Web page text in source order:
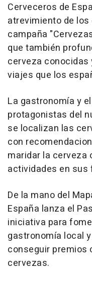
Cerveceros de
atrevimiento de
campaña
que también
cerveza conocidas
viajes que los
La gastronomía y
protagonistas del
se localizan las
con
maridar la cerveza
actividades en sus
De la mano del
España lanza el
iniciativa para
gastronomía local
conseguir premios
cervezas.